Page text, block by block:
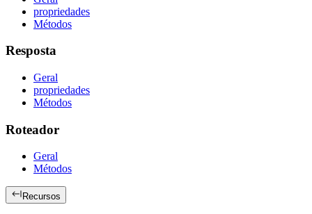
propriedades
Métodos
Resposta
Geral
propriedades
Métodos
Roteador
Geral
Métodos
Recursos